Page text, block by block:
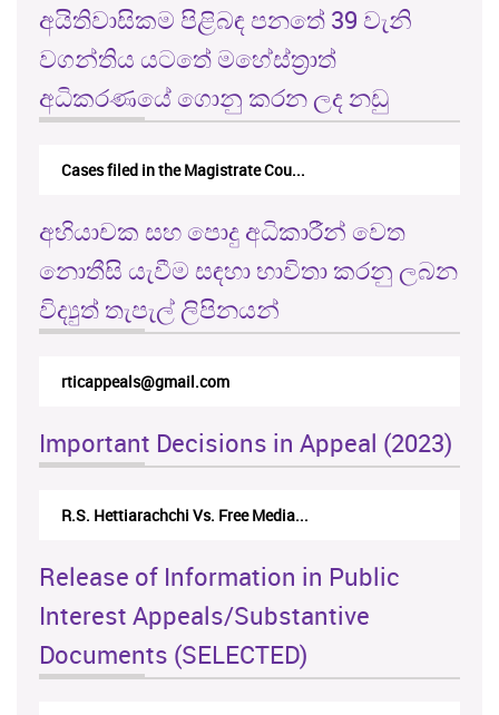
අයිතිවාසිකම පිළිබඳ පනතේ 39 වැනි
වගන්තිය යටතේ මහේස්ත්‍රාත්
අධිකරණයේ ගොනු කරන ලද නඩු
Cases filed in the Magistrate Cou...
අභියාචක සහ පොදු අධිකාරීන් වෙත
නොතීසි යැවීම සඳහා භාවිතා කරනු ලබන
විද්‍යුත් තැපැල් ලිපිනයන්
rticappeals@gmail.com
Important Decisions in Appeal (2023)
R.S. Hettiarachchi Vs. Free Media...
Release of Information in Public
Interest Appeals/Substantive
Documents (SELECTED)